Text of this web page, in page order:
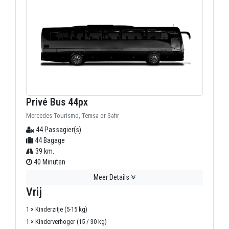
Privé Bus 44px
Mercedes Tourismo, Temsa or Safir
44 Passagier(s)
44 Bagage
39 km.
40 Minuten
Meer Details
Vrij
1 × Kinderzitje (5-15 kg)
1 × Kinderverhoger (15 / 30 kg)